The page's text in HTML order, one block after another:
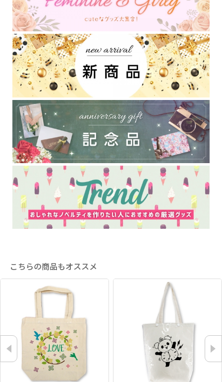
こちらの商品もオススメ